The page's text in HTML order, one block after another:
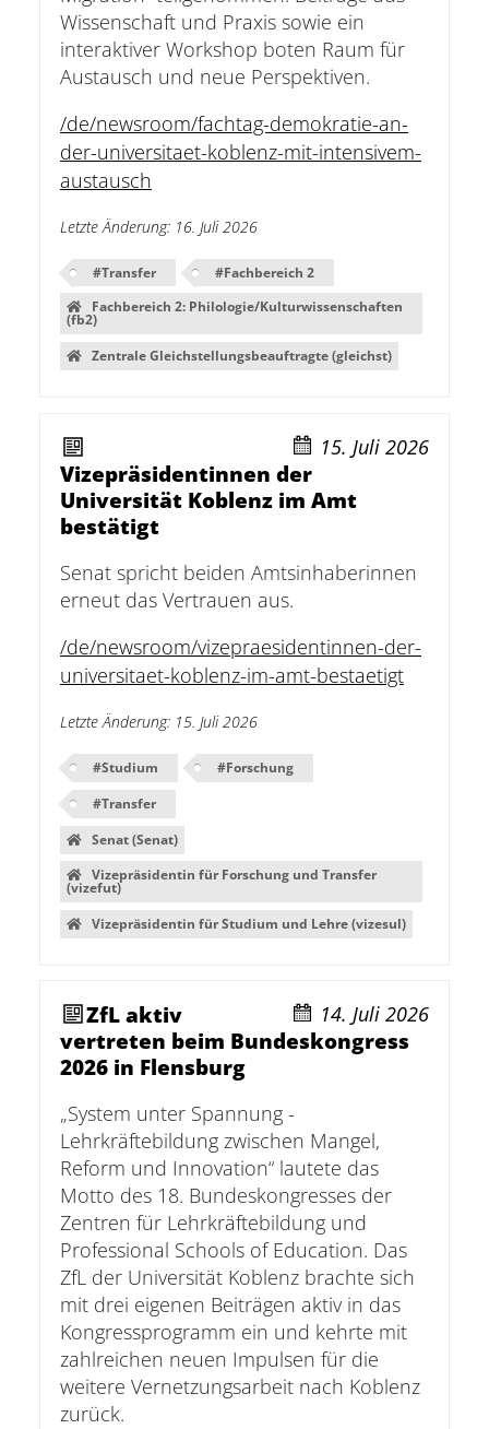
Wissenschaft und Praxis sowie ein
interaktiver Workshop boten Raum für
Austausch und neue Perspektiven.
/de/newsroom/fachtag-demokratie-an-
der-universitaet-koblenz-mit-intensivem-
austausch
Letzte Änderung: 16. Juli 2026
#Transfer #Fachbereich 2
Fachbereich 2: Philologie/Kulturwissenschaften
(fb2)
Zentrale Gleichstellungsbeauftragte (gleichst)
15. Juli 2026
Vizepräsidentinnen der
Universität Koblenz im Amt
bestätigt
Senat spricht beiden Amtsinhaberinnen
erneut das Vertrauen aus.
/de/newsroom/vizepraesidentinnen-der-
universitaet-koblenz-im-amt-bestaetigt
Letzte Änderung: 15. Juli 2026
#Studium #Forschung
#Transfer
Senat (Senat)
Vizepräsidentin für Forschung und Transfer
(vizefut)
Vizepräsidentin für Studium und Lehre (vizesul)
14. Juli 2026
ZfL aktiv
vertreten beim Bundeskongress
2026 in Flensburg
„System unter Spannung -
Lehrkräftebildung zwischen Mangel,
Reform und Innovation“ lautete das
Motto des 18. Bundeskongresses der
Zentren für Lehrkräftebildung und
Professional Schools of Education. Das
ZfL der Universität Koblenz brachte sich
mit drei eigenen Beiträgen aktiv in das
Kongressprogramm ein und kehrte mit
zahlreichen neuen Impulsen für die
weitere Vernetzungsarbeit nach Koblenz
zurück.